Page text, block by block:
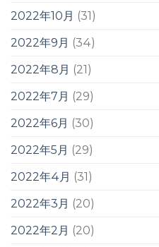
2022年10月 (31)
2022年9月 (34)
2022年8月 (21)
2022年7月 (29)
2022年6月 (30)
2022年5月 (29)
2022年4月 (31)
2022年3月 (20)
2022年2月 (20)